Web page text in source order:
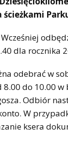
dla rocznika
odebrać w
do 10.00
Odbiór
W
ksera